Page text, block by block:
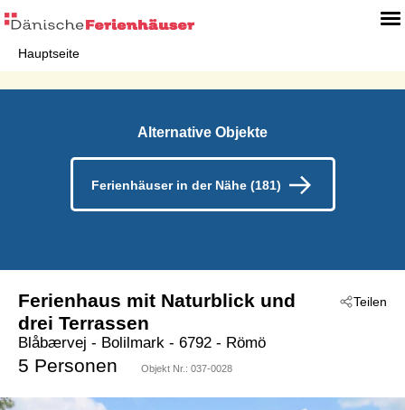
Hauptseite
Alternative Objekte
Ferienhäuser in der Nähe (181)
Teilen
Ferienhaus mit Naturblick und
drei Terrassen
Blåbærvej - Bolilmark - 6792 - Römö
5 Personen Objekt Nr.: 037-0028